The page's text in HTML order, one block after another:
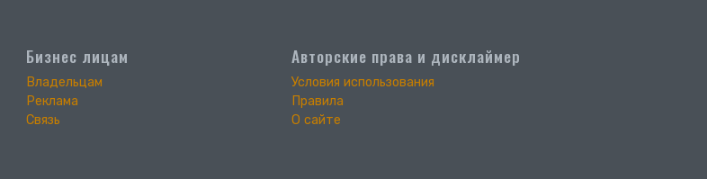
Бизнес лицам
Владельцам
Реклама
Связь
Авторские права и дисклаймер
Условия использования
Правила
О сайте